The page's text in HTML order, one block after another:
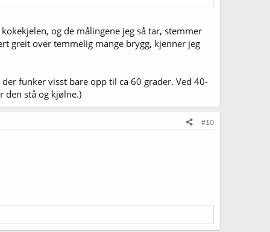
og de målingene jeg så tar, stemmer
greit over temmelig mange brygg, kjenner jeg
funker visst bare opp til ca 60 grader. Ved 40-
den stå og kjølne.)
#10